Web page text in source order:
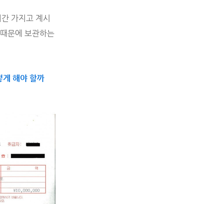
가지고 계시
문에 보관하는
게 해야 할까